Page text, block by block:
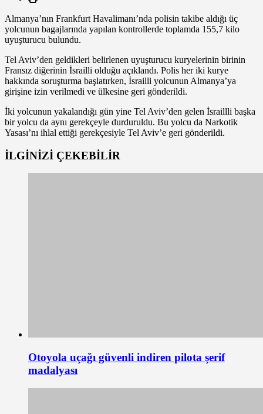
Almanya’nın Frankfurt Havalimanı’nda polisin takibe aldığı üç
yolcunun bagajlarında yapılan kontrollerde toplamda 155,7 kilo
uyuşturucu bulundu.
Tel Aviv’den geldikleri belirlenen uyuşturucu kuryelerinin birinin
Fransız diğerinin İsrailli olduğu açıklandı. Polis her iki kurye
hakkında soruşturma başlatırken, İsrailli yolcunun Almanya’ya
girişine izin verilmedi ve ülkesine geri gönderildi.
İki yolcunun yakalandığı gün yine Tel Aviv’den gelen İsraillli başka
bir yolcu da aynı gerekçeyle durduruldu. Bu yolcu da Narkotik
Yasası’nı ihlal ettiği gerekçesiyle Tel Aviv’e geri gönderildi.
İLGİNİZİ ÇEKEBİLİR
Otoyola uçağı güvenli indiren pilota şerif
madalyası